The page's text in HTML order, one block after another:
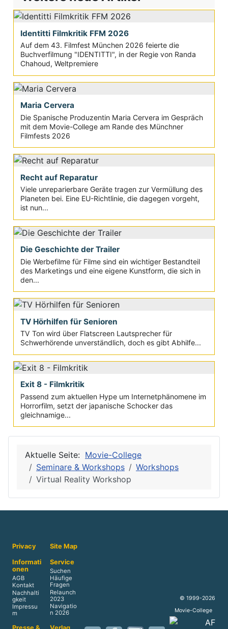
Identitti Filmkritik FFM 2026
Auf dem 43. Filmfest München 2026 feierte die
Buchverfilmung "IDENTITTI", in der Regie von Randa
Chahoud, Weltpremiere
Maria Cervera
Die Spanische Produzentin Maria Cervera im Gespräch
mit dem Movie-College am Rande des Münchner
Filmfests 2026
Recht auf Reparatur
Viele unreparierbare Geräte tragen zur Vermüllung des
Planeten bei. Eine EU-Richtlinie, die dagegen vorgeht,
ist nun...
Die Geschichte der Trailer
Die Werbefilme für Filme sind ein wichtiger Bestandteil
des Marketings und eine eigene Kunstform, die sich in
den...
TV Hörhilfen für Senioren
TV Ton wird über Flatscreen Lautsprecher für
Schwerhörende unverständlich, doch es gibt Abhilfe...
Exit 8 - Filmkritik
Passend zum aktuellen Hype um Internetphänomene im
Horrorfilm, setzt der japanische Schocker das
gleichnamige...
Aktuelle Seite: Movie-College
Seminare & Workshops
Workshops
Virtual Reality Workshop
Privacy Site Map
Informati
onen
AGB
Kontakt
Nachhalti
gkeit
Impressu
m
Service
Suchen
Häufige
Fragen
Relaunch
2023
Navigatio
n 2026
© 1999-2026
Movie-College